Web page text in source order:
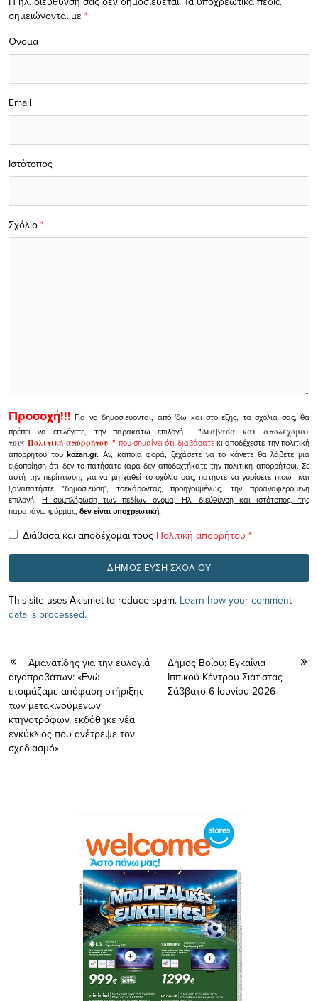
σημειώνονται με *
Σχόλιο *
Όνομα
Email
Ιστότοπος
Προσοχή!!! Για να δημοσιεύονται, από 'δω και στο εξής, τα σχόλιά σας, θα
πρέπει να επιλέγετε, την παρακάτω επιλογή
"Διάβασα και αποδέχομαι
τουςΠολιτική απορρήτου" που σημαίνει ότι διαβάσατεκι αποδέχεστε την πολιτική
απορρήτου τουkozan.gr. Αν, κάποια φορά, ξεχάσετε να το κάνετε θα λάβετε μια
ειδοποίηση ότι δεν το πατήσατε (αρα δεν αποδεχτήκατε την πολιτική απορρήτου). Σε
αυτή την περίπτωση, για να μη χαθεί το σχόλιο σας, πατήστε να γυρίσετε πίσω και
ξαναπατήστε "δημοσίευση", τσεκάροντας, προηγουμένως, την προαναφερόμενη
επιλογή.Η συμπλήρωση των πεδίων όνομα, Ηλ. διεύθυνση και ιστότοπος, της
παραπάνω φόρμας, δεν είναι υποχρεωτική.
Διάβασα και αποδέχομαι τους Πολιτική απορρήτου *
This site uses Akismet to reduce spam. Learn how your comment
data is processed.
Αμανατίδης για την ευλογιά
αιγοπροβάτων: «Ενώ
ετοιμάζαμε απόφαση στήριξης
των μετακινούμενων
κτηνοτρόφων, εκδόθηκε νέα
εγκύκλιος που ανέτρεψε τον
σχεδιασμό»
Δήμος Βοΐου: Εγκαίνια
Ιππικού Κέντρου Σιάτιστας-
Σάββατο 6 Ιουνίου 2026